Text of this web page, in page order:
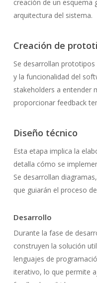
creación de un esquema
arquitectura del sistema.
Creación de
Se desarrollan
y la funcionalidad del
stakeholders a entender
proporcionar feedback
Diseño técnico
Esta etapa implica la
detalla cómo se
Se desarrollan
que guiarán el proceso
Desarrollo
Durante la fase de
construyen la solución
lenguajes de
iterativo, lo que permite